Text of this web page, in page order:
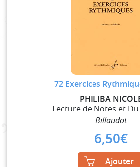
72 Exercices
PHILIBA
Lecture de Notes et
Billaudot
6,50€
Ajouter